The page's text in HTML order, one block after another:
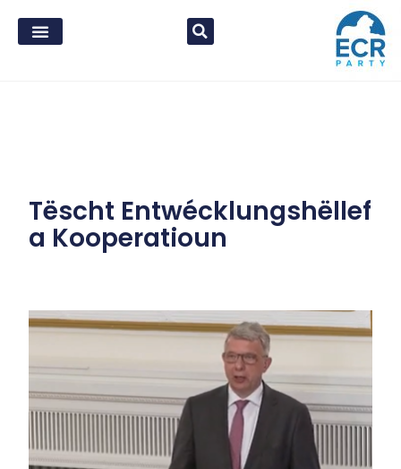
Tëscht Entwécklungshëllef
a Kooperatioun